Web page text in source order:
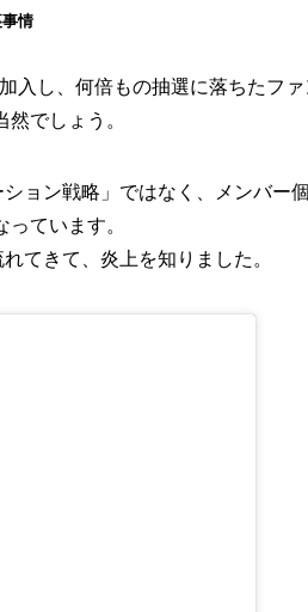
情
入し、何倍もの抽選に落ちたフ
でしょう。
ョン戦略」ではなく、メンバー
ています。
てきて、炎上を知りました。